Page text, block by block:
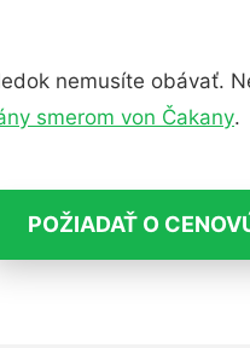
nemusíte obávať.
smerom von Čakany.
POŽIADAŤ O